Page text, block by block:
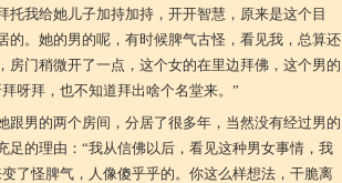
托我给她儿子加持加持，开开智慧，原来是这个目
的。她的男的呢，有时候脾气古怪，看见我，总算还
房门稍微开了一点，这个女的在里边拜佛，这个男的
呀拜，也不知道拜出啥个名堂来。”
跟男的两个房间，分居了很多年，当然没有经过男的
足的理由：“我从信佛以后，看见这种男女事情，我
了怪脾气，人像傻乎乎的。你这么样想法，干脆离